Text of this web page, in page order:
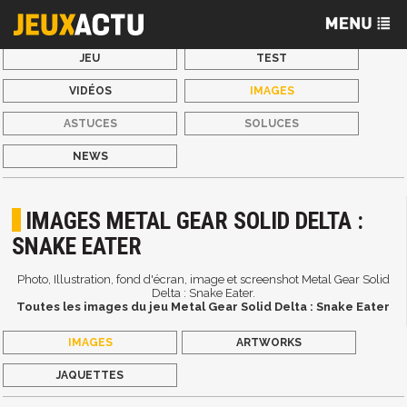
JEU TEST
VIDÉOS IMAGES
ASTUCES SOLUCES
NEWS
IMAGES METAL GEAR SOLID DELTA :
SNAKE EATER
Photo, Illustration, fond d'écran, image et screenshot Metal Gear Solid
Delta : Snake Eater.
Toutes les images du jeu Metal Gear Solid Delta : Snake Eater
IMAGES ARTWORKS
JAQUETTES